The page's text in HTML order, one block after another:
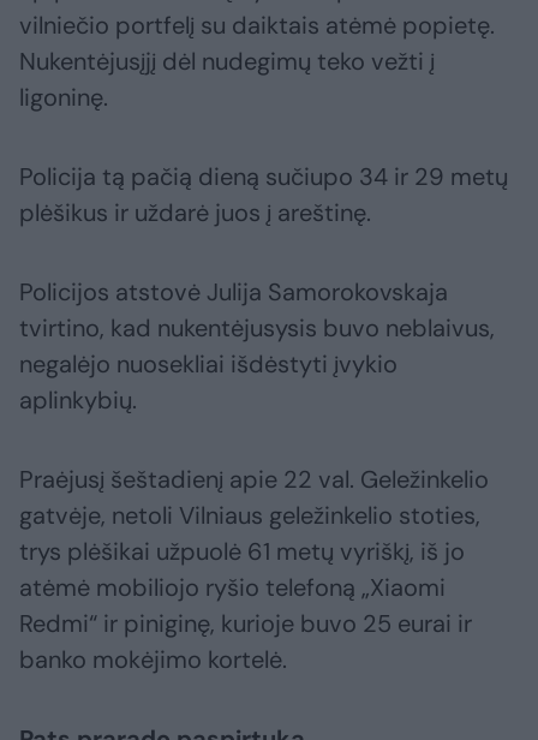
vilniečio portfelį su daiktais atėmė popietę.
Nukentėjusįjį dėl nudegimų teko vežti į
ligoninę.
Policija tą pačią dieną sučiupo 34 ir 29 metų
plėšikus ir uždarė juos į areštinę.
Policijos atstovė Julija Samorokovskaja
tvirtino, kad nukentėjusysis buvo neblaivus,
negalėjo nuosekliai išdėstyti įvykio
aplinkybių.
Praėjusį šeštadienį apie 22 val. Geležinkelio
gatvėje, netoli Vilniaus geležinkelio stoties,
trys plėšikai užpuolė 61 metų vyriškį, iš jo
atėmė mobiliojo ryšio telefoną „Xiaomi
Redmi“ ir piniginę, kurioje buvo 25 eurai ir
banko mokėjimo kortelė.